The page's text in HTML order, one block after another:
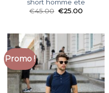
short homme ete
€45.00 €25.00
Promo !